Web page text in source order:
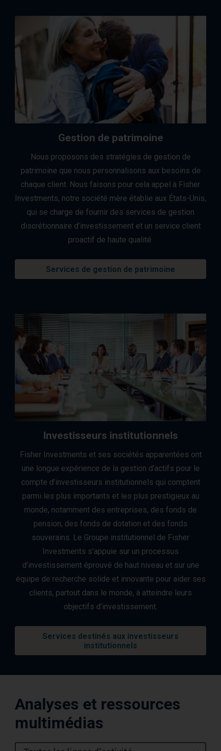
Gestion de patrimoine
Nous proposons des stratégies de gestion de
patrimoine que nous personnalisons aux besoins de
chaque client. Nous faisons pour cela appel à Fisher
Investments, notre société mère établie aux États-Unis,
qui se charge de fournir des services de gestion
discrétionnaire d’investissement et un service client
proactif de haute qualité.
Services de gestion de patrimoine
Investisseurs institutionnels
Fisher Investments et ses sociétés apparentées ont
une longue expérience de la gestion d’actifs pour le
compte d’investisseurs institutionnels qui comptent
parmi les plus importants et les plus prestigieux au
monde, notamment des entreprises, des fonds de
pension, des fonds de dotation et des fonds
souverains. Le Groupe institutionnel de Fisher
Investments s’appuie sur un processus
d’investissement éprouvé de haut niveau et sur une
équipe de recherche solide et innovante pour aider ses
clients, partout dans le monde, à atteindre leurs
objectifs d’investissement.
Services destinés aux investisseurs
institutionnels
Analyses et ressources
multimédias